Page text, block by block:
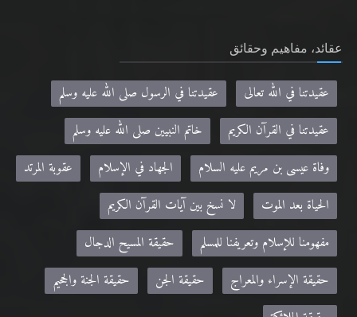
عقائد، مفاهيم وحقائق
عقيدتنا في الله تعالى
عقيدتنا في الرسول صلى الله عليه وسلم
عقيدتنا في القرآن الكريم
خاتم النبيين صلى الله عليه وسلم
وفاة عيسى بن مريم عليه السلام
الجهاد في الإسلام
عقوبة المرتد
الحياة بعد الموت
لا نسخ بين آيات القرآن الكريم
مفهومنا للإسلام وتعريفنا للمسلم
حقيقة المسيح الدجال
حقيقة الإسراء والمعراج
حقيقة الجن
حقيقة الجنة والجحيم